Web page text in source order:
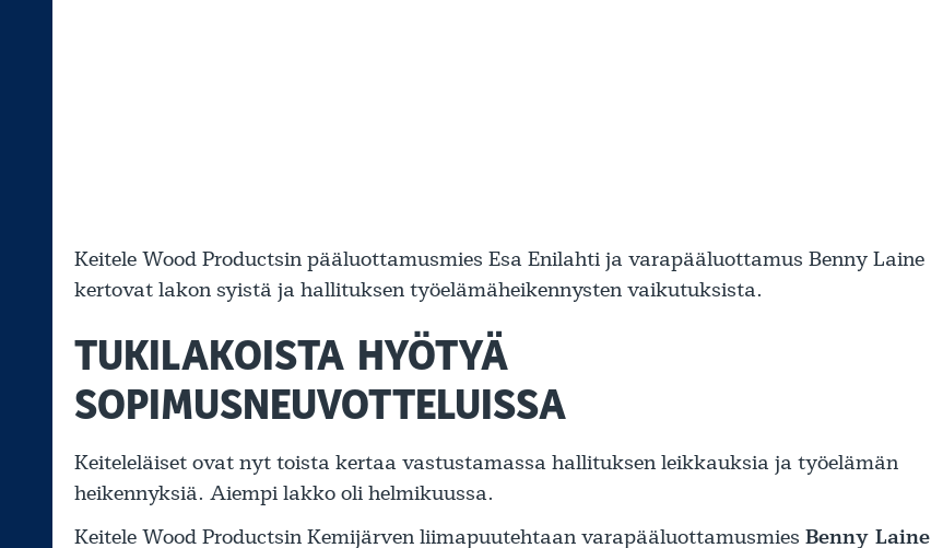
Keitele Wood Productsin pääluottamusmies Esa Enilahti ja varapääluottamus Benny Laine
kertovat lakon syistä ja hallituksen työelämäheikennysten vaikutuksista.
TUKILAKOISTA HYÖTYÄ
SOPIMUSNEUVOTTELUISSA
Keiteleläiset ovat nyt toista kertaa vastustamassa hallituksen leikkauksia ja työelämän
heikennyksiä. Aiempi lakko oli helmikuussa.
Keitele Wood Productsin Kemijärven liimapuutehtaan varapääluottamusmies Benny Laine